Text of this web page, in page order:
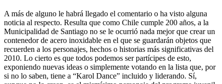
A más de alguno le habrá llegado el comentario o ha visto alguna
noticia al respecto. Resulta que como Chile cumple 200 años, a la
Municipalidad de Santiago no se le ocurrió nada mejor que crear un
contenedor de acero inoxidable en el que se guardarán objetos que
recuerden a los personajes, hechos o historias más significativas del
2010. Lo cierto es que todos podemos ser partícipes de esto,
exponiendo nuevas ideas o simplemente votando en la lista que, por
si no lo saben, tiene a “Karol Dance” incluido y liderando. Sí,